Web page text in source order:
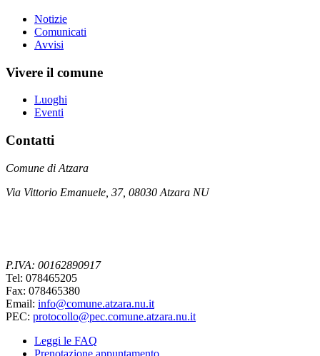
Notizie
Comunicati
Avvisi
Vivere il comune
Luoghi
Eventi
Contatti
Comune di Atzara
Via Vittorio Emanuele, 37, 08030 Atzara NU
P.IVA: 00162890917
Tel: 078465205
Fax: 078465380
Email: info@comune.atzara.nu.it
PEC: protocollo@pec.comune.atzara.nu.it
Leggi le FAQ
Prenotazione appuntamento